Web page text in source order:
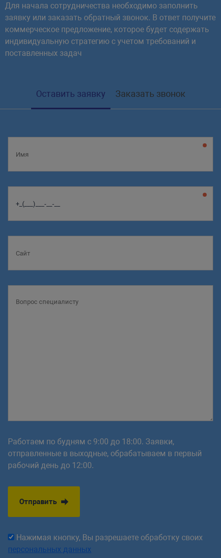
Для начала сотрудничества необходимо заполнить
заявку или заказать обратный звонок. В ответ получите
коммерческое предложение, которое будет содержать
индивидуальную стратегию с учетом требований и
поставленных задач
Оставить заявку Заказать звонок
Работаем по будням с 9:00 до 18:00. Заявки,
отправленные в выходные, обрабатываем в первый
рабочий день до 12:00.
Отправить
Нажимая кнопку, Вы разрешаете обработку своих
персональных данных